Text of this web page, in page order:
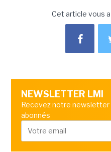
Cet article vous a
NEWSLETTER LMI
Recevez notre
abonnés